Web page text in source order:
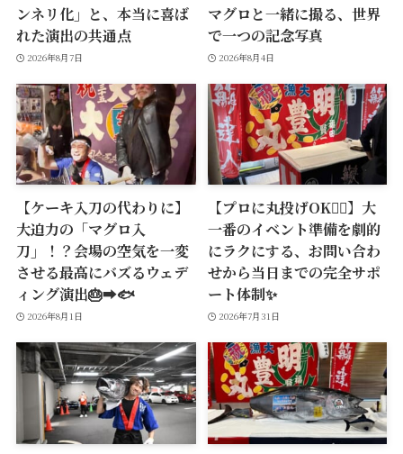
ンネリ化」と、本当に喜ば
れた演出の共通点
2026年8月7日
マグロと一緒に撮る、世界
で一つの記念写真
2026年8月4日
【ケーキ入刀の代わりに】
大迫力の「マグロ入
刀」！？会場の空気を一変
させる最高にバズるウェデ
ィング演出🎂➡️🐟
2026年8月1日
【プロに丸投げOK🙆‍♂️】大
一番のイベント準備を劇的
にラクにする、お問い合わ
せから当日までの完全サポ
ート体制✨
2026年7月31日